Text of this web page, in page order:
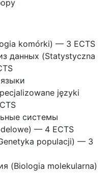
komórki) — 3 ECTS
данных (Statystyczna
języki
системы
— 4 ECTS
populacji) — 3
(Biologia molekularna)